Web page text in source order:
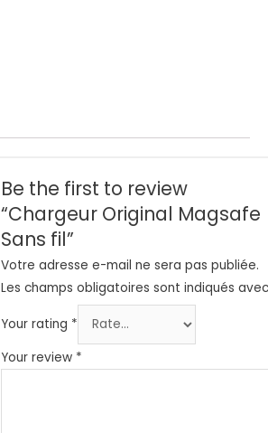
Be the first to review
“Chargeur Original Magsafe
Sans fil”
Votre adresse e-mail ne sera pas publiée.
Les champs obligatoires sont indiqués
Your rating *
Your review *